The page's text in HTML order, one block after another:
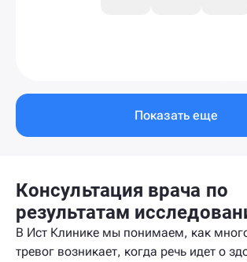
Показать еще
Консультация врача по
результатам
В Ист Клинике мы понимаем, как
тревог возникает, когда речь идет о